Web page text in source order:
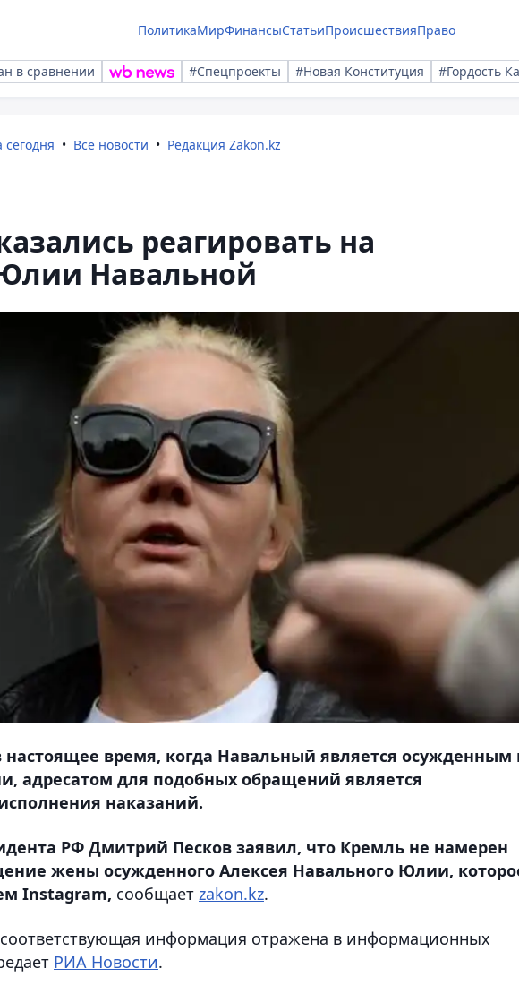
ПолитикаМирФинансыСтатьиПроисшествияПраво
в сравнении #Спецпроекты #Новая Конституция #Гордость
Все новости Редакция Zakon.kz
реагировать на
Навальной
настоящее время, когда Навальный является осужденным
адресатом для подобных обращений является
наказаний.
РФ Дмитрий Песков заявил, что Кремль не намерен
жены осужденного Алексея Навального Юлии,
Instagram, сообщает zakon.kz.
информация отражена в информационных
РИА Новости.